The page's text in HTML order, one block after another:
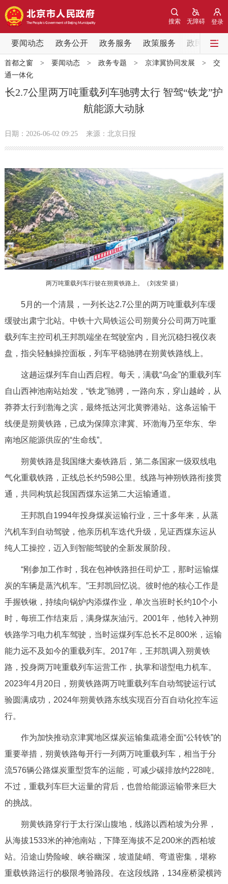
登录
无障碍
搜索
要闻动态 政务公开 政务服务 政策服务 政民互动
要闻动态
党中央精神 国务院信息 中央部委动态
北京要闻 会议信息 部门动态
市领导 机构职能 政策服务
政策兑现 政策解读 回应关切
决策公开 专题公开
政务服务
便民服务 利企服务 投资项目
中介服务 阳光政务
政民互动
12345网上接诉即办 我要咨询 我要建议
参与调查
走进北京
绿色北京 图说北京 视频北京
多语种
ENGLISH 한국어 日本語
DEUTSCH FRANÇAIS РУССКИЙ ЯЗЫК
ESPAÑOL العربية PORTUGUÊS
回到顶部
首都之窗> 要闻动态> 政务专题 > 京津冀协同发展 > 交
通一体化
长2.7公里两万吨重载列车驰骋太行 智驾“铁龙”护
航能源大动脉
日期：2026-06-02 09:25 来源：北京日报
两万吨重载列车行驶在朔黄铁路上。（刘发荣 摄）
5月的一个清晨，一列长达2.7公里的两万吨重载列车缓
缓驶出肃宁北站。中铁十六局铁运公司朔黄分公司两万吨重
载列车主控司机王邦凯端坐在驾驶室内，目光沉稳扫视仪表
盘，指尖轻触操控面板，列车平稳驰骋在朔黄铁路线上。
这趟运煤列车自山西启程。每天，满载“乌金”的重载列车
自山西神池南站始发，“铁龙”驰骋，一路向东，穿山越岭，从
莽莽太行到渤海之滨，最终抵达河北黄骅港站。这条运输干
线便是朔黄铁路，已成为保障京津冀、环渤海乃至华东、华
南地区能源供应的“生命线”。
朔黄铁路是我国继大秦铁路后，第二条国家一级双线电
气化重载铁路，正线总长约598公里。线路与神朔铁路衔接贯
通，共同构筑起我国西煤东运第二大运输通道。
王邦凯自1994年投身煤炭运输行业，三十多年来，从蒸
汽机车到自动驾驶，他亲历机车迭代升级，见证西煤东运从
纯人工操控，迈入到智能驾驶的全新发展阶段。
“刚参加工作时，我在包神铁路担任司炉工，那时运输煤
炭的车辆是蒸汽机车。”王邦凯回忆说。彼时他的核心工作是
手握铁锹，持续向锅炉内添煤作业，单次当班时长约10个小
时，每班工作结束后，满身煤灰油污。2001年，他转入神朔
铁路学习电力机车驾驶，当时运煤列车总长不足800米，运输
能力远不及如今的重载列车。2017年，王邦凯调入朔黄铁
路，投身两万吨重载列车运营工作，执掌和谐型电力机车。
2023年4月20日，朔黄铁路两万吨重载列车自动驾驶运行试
验圆满成功，2024年朔黄铁路东线实现百分百自动化控车运
行。
作为加快推动京津冀地区煤炭运输集疏港全面“公转铁”的
重要举措，朔黄铁路每开行一列两万吨重载列车，相当于分
流576辆公路煤炭重型货车的运能，可减少碳排放约228吨。
不过，重载列车巨大运量的背后，也曾给能源运输带来巨大
的挑战。
朔黄铁路穿行于太行深山腹地，线路以西柏坡为分界，
从海拔1533米的神池南站，下降至海拔不足200米的西柏坡
站。沿途山势险峻、峡谷幽深，坡道陡峭、弯道密集，堪称
重载铁路运行的极限考验路段。在这段线路，134座桥梁横跨